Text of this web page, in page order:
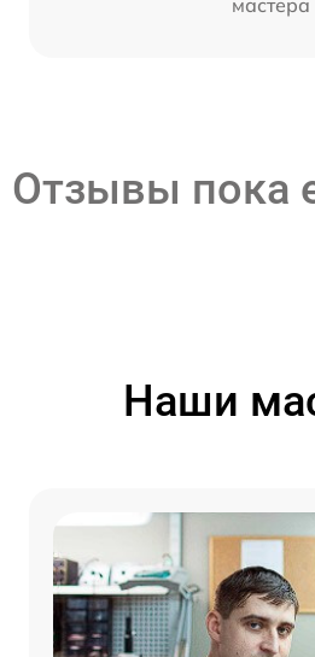
мастера
Отзывы пока
Наши